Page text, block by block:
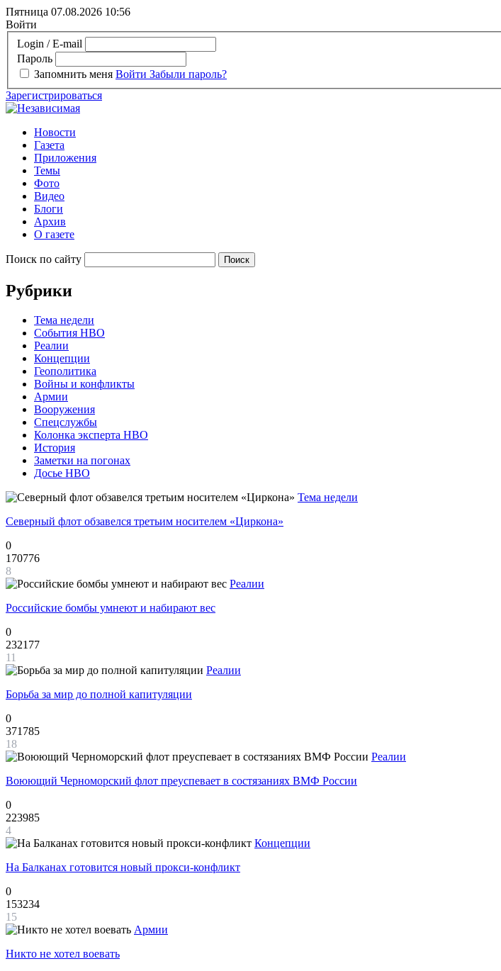
Пятница 07.08.2026 10:56
Войти
Login / E-mail
Пароль
Запомнить меня Войти Забыли пароль?
Зарегистрироваться
Новости
Газета
Приложения
Темы
Фото
Видео
Блоги
Архив
О газете
Поиск по сайту
Рубрики
Тема недели
События НВО
Реалии
Концепции
Геополитика
Войны и конфликты
Армии
Вооружения
Спецслужбы
Колонка эксперта НВО
История
Заметки на погонах
Досье НВО
Тема недели
Северный флот обзавелся третьим носителем «Циркона»
0
170776
8
Реалии
Российские бомбы умнеют и набирают вес
0
232177
11
Реалии
Борьба за мир до полной капитуляции
0
371785
18
Реалии
Воюющий Черноморский флот преуспевает в состязаниях ВМФ России
0
223985
4
Концепции
На Балканах готовится новый прокси-конфликт
0
153234
15
Армии
Никто не хотел воевать